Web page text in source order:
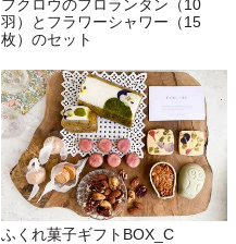
フクロウのフロランタン（10
羽）とフラワーシャワー（15
枚）のセット
ふくれ菓子ギフトBOX_C